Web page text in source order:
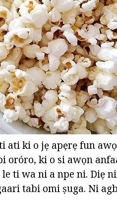
ki o jẹ apẹrẹ fun
ki o si awọn
ti wa ni a npe ni. Diẹ
tabi omi ṣuga. Ni